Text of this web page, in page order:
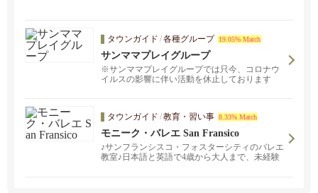
タウンガイド /各種グループ 19.05% Match
サンママプレイグループ
※サンママプレイグループでは只今、コロナウ
イルスの影響に伴い活動を休止しております
タウンガイド /教育・習い事 8.33% Match
モニーク・バレエ San Fransico
♪サンフランシスコ・フォスターシティのバレエ
教室♪日本語と英語で4歳から大人まで、未経験